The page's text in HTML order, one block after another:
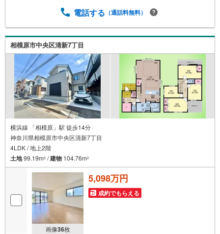
りました。私達はお客様に安心感をお持ち頂ける自信があ
紹介しておりますが、その後の物件のご説明、資金計画、
税金相談などについては、上司である担当課長も同席でご
説明させていただきます。
電話する （通話料無料）
相模原市中央区清新7丁目
横浜線 「相模原」駅 徒歩14分
神奈川県相模原市中央区清新7丁目
4LDK / 地上2階
土地99.19m2 /建物 104.76m2
画像36枚
5,098万円
成約でもらえる